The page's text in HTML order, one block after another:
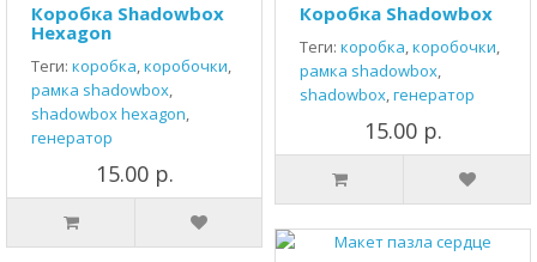
Коробка Shadowbox
Hexagon
Теги: коробка,коробочки,
рамка shadowbox,
shadowbox hexagon,
генератор
15.00 р.
Коробка Shadowbox
Теги: коробка,коробочки,
рамка shadowbox,
shadowbox,генератор
15.00 р.